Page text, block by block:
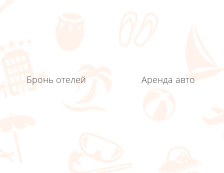
Бронь отелей Аренда авто